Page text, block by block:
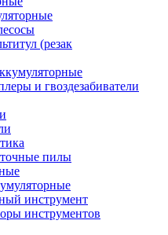
(резак
и гвоздезабиватели
пилы
инструмент
инструментов